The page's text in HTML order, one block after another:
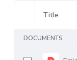
Item Selection
Title
DOCUMENTS